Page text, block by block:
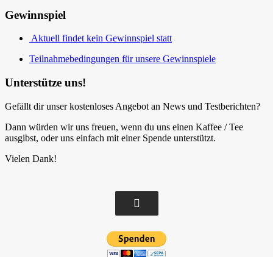
Gewinnspiel
Aktuell findet kein Gewinnspiel statt
Teilnahmebedingungen für unsere Gewinnspiele
Unterstütze uns!
Gefällt dir unser kostenloses Angebot an News und Testberichten?
Dann würden wir uns freuen, wenn du uns einen Kaffee / Tee
ausgibst, oder uns einfach mit einer Spende unterstützt.
Vielen Dank!